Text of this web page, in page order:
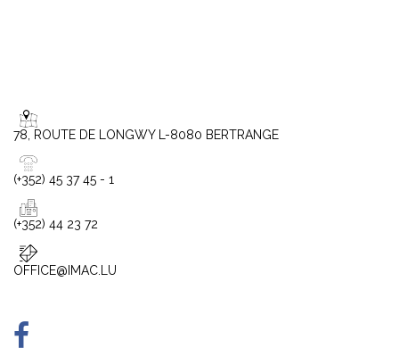
78, ROUTE DE LONGWY L-8080 BERTRANGE
(+352) 45 37 45 - 1
(+352) 44 23 72
OFFICE@IMAC.LU